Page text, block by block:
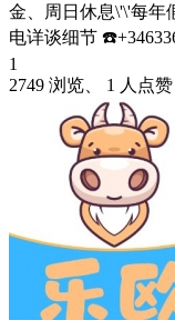
金、周日休息\'\'每年
电详谈细节
1
2749 浏览、 1 人点赞